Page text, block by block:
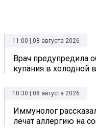
11:00 | 08 августа 2026
Врач предупредила
купания в холодной
10:30 | 08 августа 2026
Иммунолог
лечат аллергию на